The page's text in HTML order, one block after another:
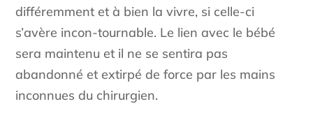
différemment et à bien la vivre, si celle-ci
s’avère incon-tournable. Le lien avec le bébé
sera maintenu et il ne se sentira pas
abandonné et extirpé de force par les mains
inconnues du chirurgien.